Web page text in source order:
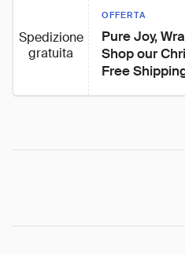
Spedizione
gratuita
OFFERTA
Pure Joy,
Shop our
Free